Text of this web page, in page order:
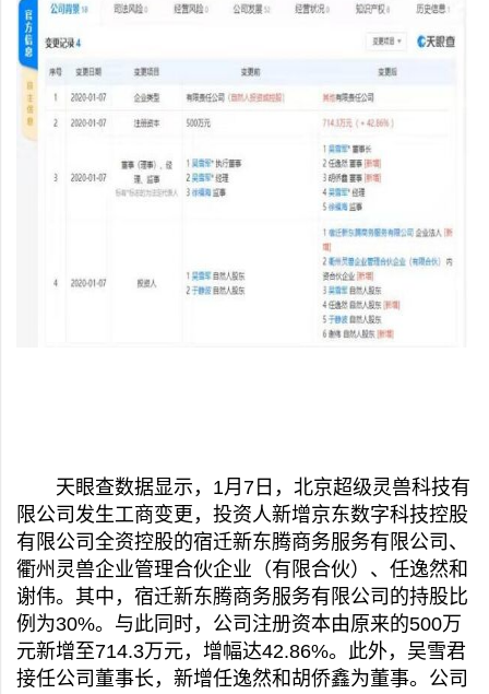
天眼查数据显示，1月7日，北京超级灵兽科技有
限公司发生工商变更，投资人新增京东数字科技控股
有限公司全资控股的宿迁新东腾商务服务有限公司、
衢州灵兽企业管理合伙企业（有限合伙）、任逸然和
谢伟。其中，宿迁新东腾商务服务有限公司的持股比
例为30%。与此同时，公司注册资本由原来的500万
元新增至714.3万元，增幅达42.86%。此外，吴雪君
接任公司董事长，新增任逸然和胡侨鑫为董事。公司